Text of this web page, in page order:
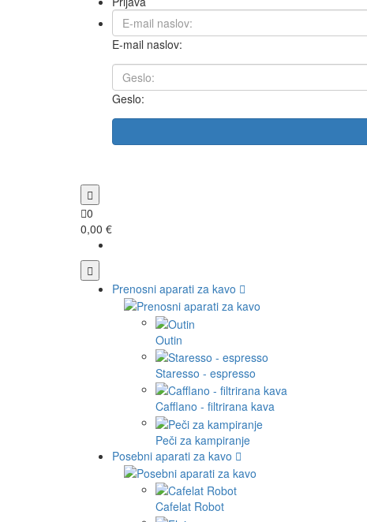
E-mail naslov:
Geslo:
0
0,00 €
Prenosni aparati za kavo
Outin
Staresso - espresso
Cafflano - filtrirana kava
Peči za kampiranje
Posebni aparati za kavo
Cafelat Robot